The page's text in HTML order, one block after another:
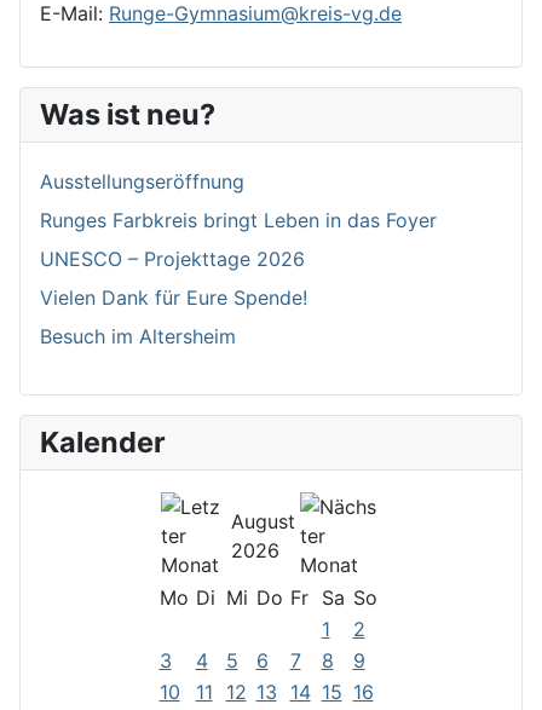
E-Mail: Runge-Gymnasium@kreis-vg.de
Was ist neu?
Ausstellungseröffnung
Runges Farbkreis bringt Leben in das Foyer
UNESCO – Projekttage 2026
Vielen Dank für Eure Spende!
Besuch im Altersheim
Kalender
August
2026
Mo Di Mi Do Fr Sa So
1
2
3
4 5 6 7 8
9
10
11 12 13 14 15 16